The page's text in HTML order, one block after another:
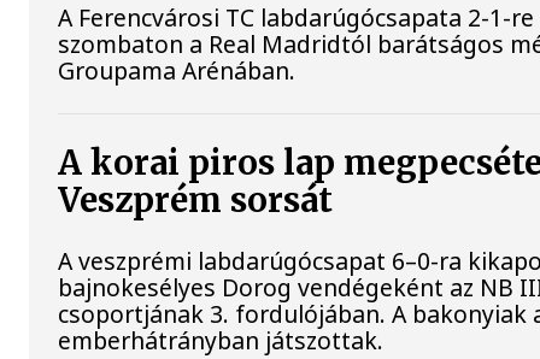
A Ferencvárosi TC labdarúgócsapata 2-1-
szombaton a Real Madridtól barátságos
Groupama Arénában.
A korai piros lap
Veszprém sorsát
A veszprémi labdarúgócsapat 6–0-ra
bajnokesélyes Dorog vendégeként az NB
csoportjának 3. fordulójában. A bakonyiak
emberhátrányban játszottak.